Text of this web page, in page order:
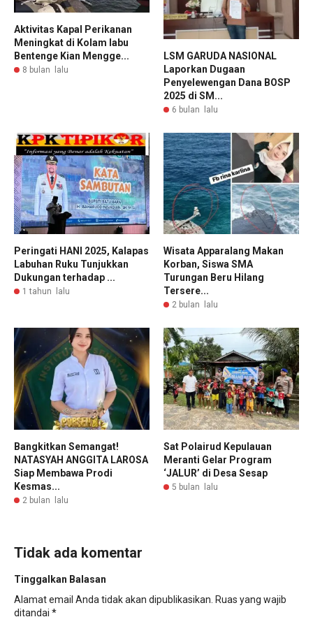
Aktivitas Kapal Perikanan
Meningkat di Kolam labu
Bentenge Kian Mengge...
8 bulan lalu
LSM GARUDA NASIONAL
Laporkan Dugaan
Penyelewengan Dana BOSP
2025 di SM...
6 bulan lalu
Peringati HANI 2025, Kalapas
Labuhan Ruku Tunjukkan
Dukungan terhadap ...
1 tahun lalu
Wisata Apparalang Makan
Korban, Siswa SMA
Turungan Beru Hilang
Tersere...
2 bulan lalu
Bangkitkan Semangat!
NATASYAH ANGGITA LAROSA
Siap Membawa Prodi
Kesmas...
2 bulan lalu
Sat Polairud Kepulauan
Meranti Gelar Program
‘JALUR’ di Desa Sesap
5 bulan lalu
Tidak ada komentar
Tinggalkan Balasan
Alamat email Anda tidak akan dipublikasikan. Ruas yang wajib
ditandai *